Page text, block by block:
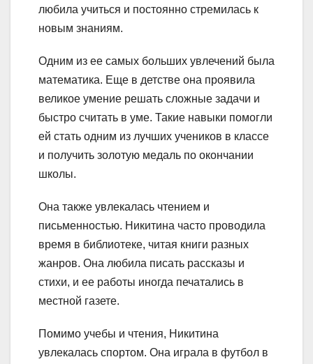
любила учиться и постоянно стремилась к
новым знаниям.
Одним из ее самых больших увлечений была
математика. Еще в детстве она проявила
великое умение решать сложные задачи и
быстро считать в уме. Такие навыки помогли
ей стать одним из лучших учеников в классе
и получить золотую медаль по окончании
школы.
Она также увлекалась чтением и
письменностью. Никитина часто проводила
время в библиотеке, читая книги разных
жанров. Она любила писать рассказы и
стихи, и ее работы иногда печатались в
местной газете.
Помимо учебы и чтения, Никитина
увлекалась спортом. Она играла в футбол в